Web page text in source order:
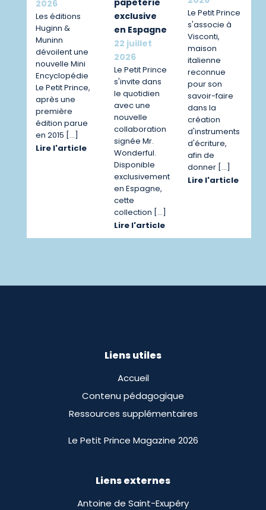
2026
Les éditions
Huginn &
Muninn
dévoilent une
nouvelle Mini
Encyclopédie
Le Petit Prince,
après une
première
édition parue
en 2015 […]
Lire l'article
papeterie
exclusive
en Espagne
22 juillet
2026
Le Petit Prince
s'invite dans
le quotidien
avec une
nouvelle
collaboration
signée Mr.
Wonderful.
Disponible
exclusivement
en Espagne,
cette
collection […]
Lire l'article
Le Petit Prince
s'associe à
Visconti,
maison
italienne
reconnue
pour son
savoir-faire
dans la
création
d'instruments
d'écriture,
afin de
donner […]
Lire l'article
Liens utiles
Accueil
Contenu pédagogique
Ressources supplémentaires
Le Petit Prince Magazine 2026
Liens externes
Antoine de Saint-Exupéry